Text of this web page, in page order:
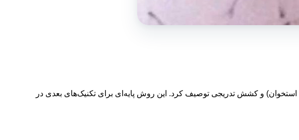
(برش استخوان) و کشش تدریجی توصیف کرد. این روش پایه‌ای برای تکنیک‌های بعدی در